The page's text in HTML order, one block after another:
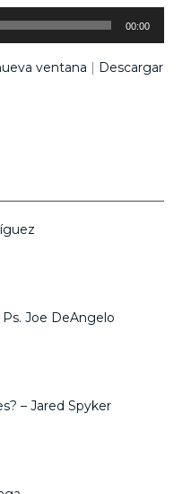
00:00
ventana | Descargar
Joe DeAngelo
– Jared Spyker